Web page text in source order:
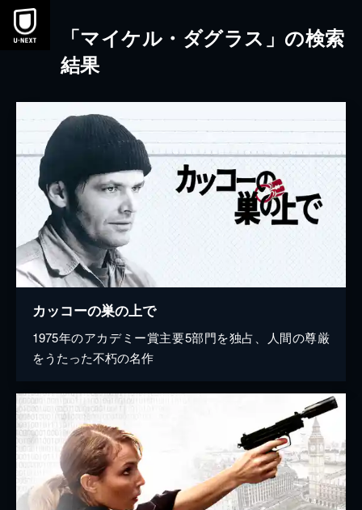
本文へスキップ
「マイケル・ダグラス」の検索
結果
カッコーの巣の上で
1975年のアカデミー賞主要5部門を独占、人間の尊厳
をうたった不朽の名作